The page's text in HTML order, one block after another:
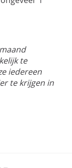
te
iedereen
te krijgen in